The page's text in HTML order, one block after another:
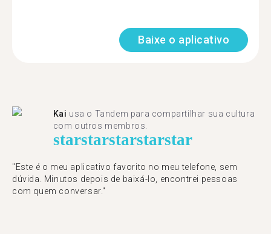
Baixe o aplicativo
Kai usa o Tandem para compartilhar sua cultura
com outros membros.
starstarstarstarstar
"Este é o meu aplicativo favorito no meu telefone, sem
dúvida. Minutos depois de baixá-lo, encontrei pessoas
com quem conversar."